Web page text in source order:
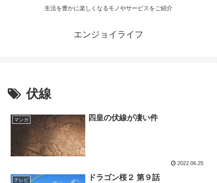
生活を豊かに楽しくなるモノやサービスをご紹介
エンジョイライフ
伏線
マンガ 四皇の伏線が凄い件
2022.06.25
テレビ ドラゴン桜２ 第９話